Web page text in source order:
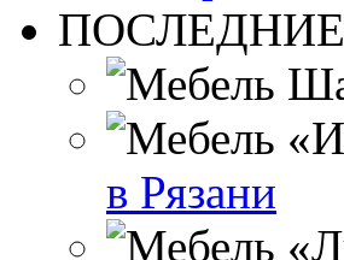
ПОСЛЕДНИЕ
в Рязани